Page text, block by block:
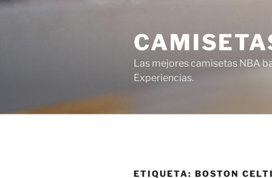
Saltar
Las mejores camisetas NBA
Experiencias.
ETIQUETA: BOSTON